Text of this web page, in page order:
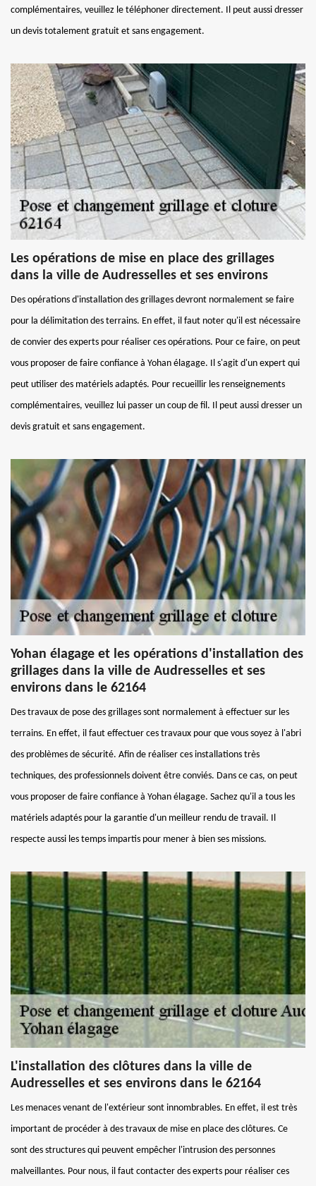
complémentaires, veuillez le téléphoner directement. Il peut aussi dresser
un devis totalement gratuit et sans engagement.
Les opérations de mise en place des grillages
dans la ville de Audresselles et ses environs
Des opérations d'installation des grillages devront normalement se faire
pour la délimitation des terrains. En effet, il faut noter qu'il est nécessaire
de convier des experts pour réaliser ces opérations. Pour ce faire, on peut
vous proposer de faire confiance à Yohan élagage. Il s'agit d'un expert qui
peut utiliser des matériels adaptés. Pour recueillir les renseignements
complémentaires, veuillez lui passer un coup de fil. Il peut aussi dresser un
devis gratuit et sans engagement.
Yohan élagage et les opérations d'installation des
grillages dans la ville de Audresselles et ses
environs dans le 62164
Des travaux de pose des grillages sont normalement à effectuer sur les
terrains. En effet, il faut effectuer ces travaux pour que vous soyez à l'abri
des problèmes de sécurité. Afin de réaliser ces installations très
techniques, des professionnels doivent être conviés. Dans ce cas, on peut
vous proposer de faire confiance à Yohan élagage. Sachez qu'il a tous les
matériels adaptés pour la garantie d'un meilleur rendu de travail. Il
respecte aussi les temps impartis pour mener à bien ses missions.
L'installation des clôtures dans la ville de
Audresselles et ses environs dans le 62164
Les menaces venant de l'extérieur sont innombrables. En effet, il est très
important de procéder à des travaux de mise en place des clôtures. Ce
sont des structures qui peuvent empêcher l'intrusion des personnes
malveillantes. Pour nous, il faut contacter des experts pour réaliser ces